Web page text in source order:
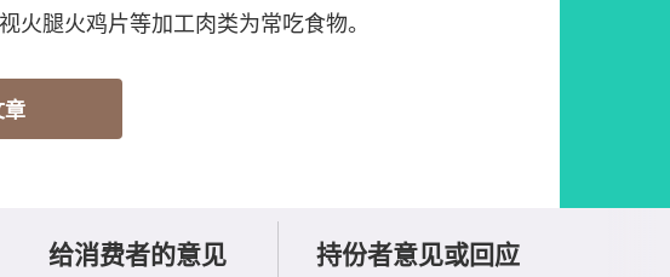
火腿火鸡片等加工肉类为常吃食物。
章
给消费者的意见 持份者意见或回应